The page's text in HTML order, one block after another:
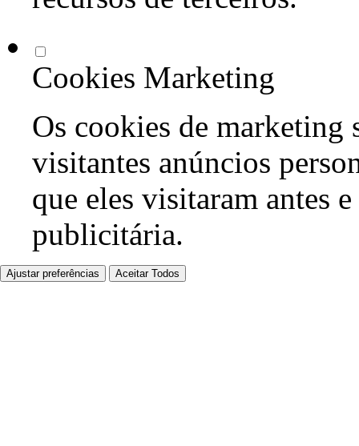
Cookies Marketing
Os cookies de marketing
visitantes anúncios
que eles visitaram antes
publicitária.
Ajustar preferências Aceitar Todos